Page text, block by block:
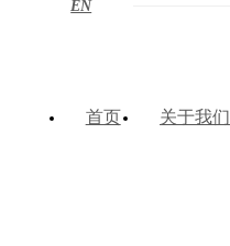
EN
首页 关于我们